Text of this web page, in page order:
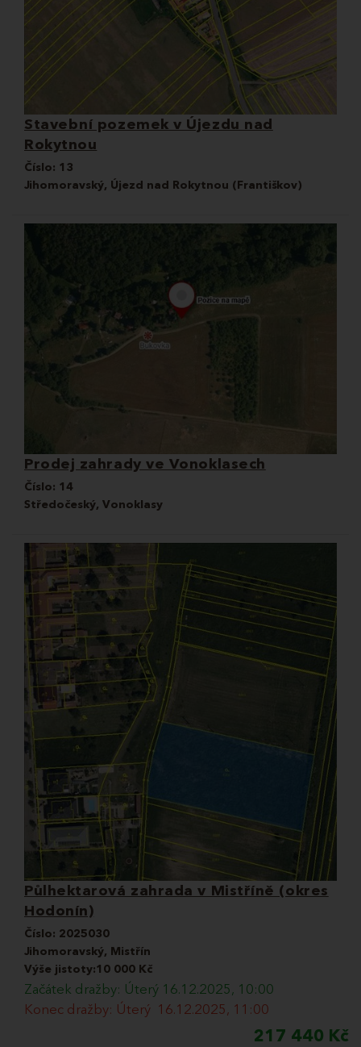
Stavební pozemek v Újezdu nad
Rokytnou
Číslo: 13
Jihomoravský, Újezd nad Rokytnou (Františkov)
Prodej zahrady ve Vonoklasech
Číslo: 14
Středočeský, Vonoklasy
Půlhektarová zahrada v Mistříně (okres
Hodonín)
Číslo: 2025030
Jihomoravský, Mistřín
Výše jistoty:10 000 Kč
Začátek dražby: Úterý 16.12.2025, 10:00
Konec dražby: Úterý 16.12.2025, 11:00
217 440 Kč